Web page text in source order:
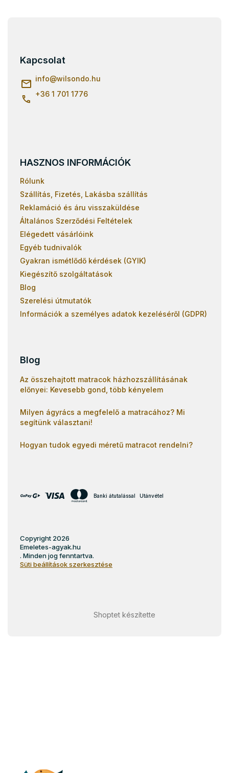
Kapcsolat
info@wilsondo.hu
+36 1 701 1776
HASZNOS INFORMÁCIÓK
Rólunk
Szállítás, Fizetés, Lakásba szállítás
Reklamáció és áru visszaküldése
Általános Szerződési Feltételek
Elégedett vásárlóink
Egyéb tudnivalók
Gyakran ismétlődő kérdések (GYIK)
Kiegészítő szolgáltatások
Blog
Szerelési útmutatók
Információk a személyes adatok kezeléséről (GDPR)
Blog
Az összehajtott matracok házhozszállításának
előnyei: Kevesebb gond, több kényelem
Milyen ágyrács a megfelelő a matracához? Mi
segítünk választani!
Hogyan tudok egyedi méretű matracot rendelni?
Banki átutalással Utánvétel
Shoptet készítette
Copyright 2026
Emeletes-agyak.hu
. Minden jog fenntartva.
Süti beállítások szerkesztése